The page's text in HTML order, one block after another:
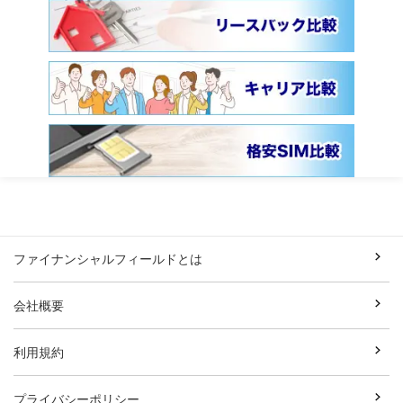
ファイナンシャルフィールドとは
会社概要
利用規約
プライバシーポリシー